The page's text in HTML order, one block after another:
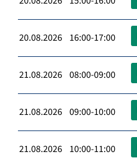
20.08.2026 16:00-17:00
21.08.2026 08:00-09:00
21.08.2026 09:00-10:00
21.08.2026 10:00-11:00